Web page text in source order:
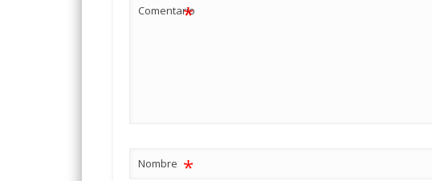
Comentario
*
Nombre *